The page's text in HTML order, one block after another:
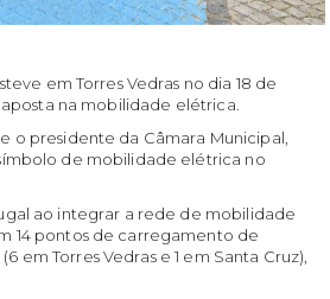
em Torres Vedras no dia 18 de
na mobilidade elétrica.
o presidente da Câmara Municipal,
de mobilidade elétrica no
ao integrar a rede de mobilidade
14 pontos de carregamento de
em Torres Vedras e 1 em Santa Cruz),